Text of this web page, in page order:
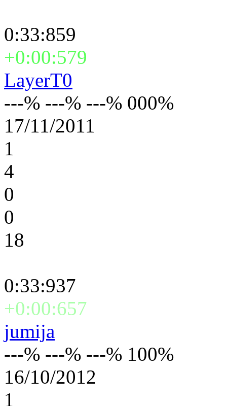
0:33:859
+0:00:579
LayerT0
---% ---% ---% 000%
17/11/2011
1
4
0
0
18
0:33:937
+0:00:657
jumija
---% ---% ---% 100%
16/10/2012
1